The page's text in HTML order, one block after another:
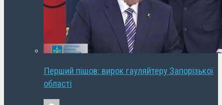
Перший пішов: вирок гауляйтеру Запорізької
області